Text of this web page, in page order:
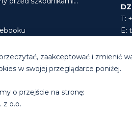
T:
E:
|Regulamin sklepu
zaakceptować i zmienić
w swojej przeglądarce poniżej.
o przejście na stronę:
z o.o.